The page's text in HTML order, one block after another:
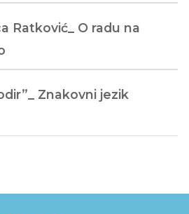
Ratković_ O radu na
Znakovni jezik